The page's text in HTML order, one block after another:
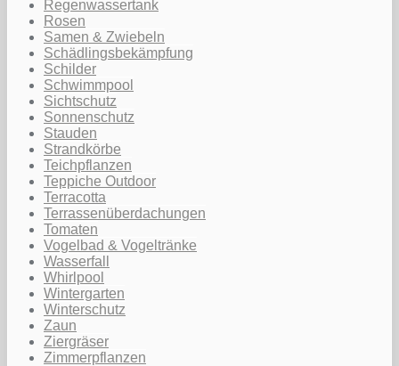
Regenwassertank
Rosen
Samen & Zwiebeln
Schädlingsbekämpfung
Schilder
Schwimmpool
Sichtschutz
Sonnenschutz
Stauden
Strandkörbe
Teichpflanzen
Teppiche Outdoor
Terracotta
Terrassenüberdachungen
Tomaten
Vogelbad & Vogeltränke
Wasserfall
Whirlpool
Wintergarten
Winterschutz
Zaun
Ziergräser
Zimmerpflanzen